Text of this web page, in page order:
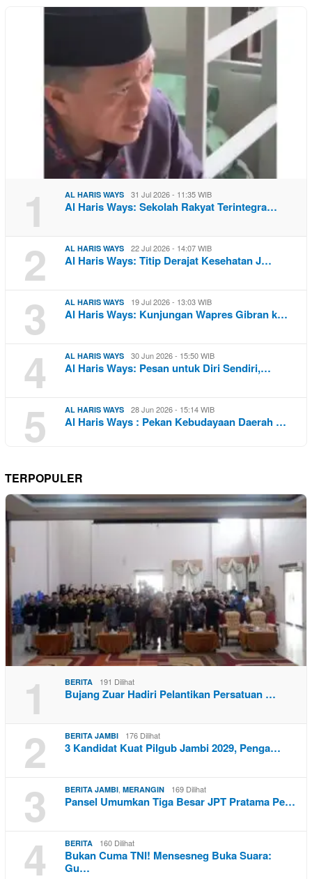
1 AL HARIS WAYS 31 Jul 2026 - 11:35 WIB
Al Haris Ways: Sekolah Rakyat Terintegra…
2 AL HARIS WAYS 22 Jul 2026 - 14:07 WIB
Al Haris Ways: Titip Derajat Kesehatan J…
3 AL HARIS WAYS 19 Jul 2026 - 13:03 WIB
Al Haris Ways: Kunjungan Wapres Gibran k…
4 AL HARIS WAYS 30 Jun 2026 - 15:50 WIB
Al Haris Ways: Pesan untuk Diri Sendiri,…
5 AL HARIS WAYS 28 Jun 2026 - 15:14 WIB
Al Haris Ways : Pekan Kebudayaan Daerah …
TERPOPULER
1 BERITA 191 Dilihat
Bujang Zuar Hadiri Pelantikan Persatuan …
2 BERITA JAMBI 176 Dilihat
3 Kandidat Kuat Pilgub Jambi 2029, Penga…
3 BERITA JAMBI, MERANGIN 169 Dilihat
Pansel Umumkan Tiga Besar JPT Pratama Pe…
4 BERITA 160 Dilihat
Bukan Cuma TNI! Mensesneg Buka Suara:
Gu…